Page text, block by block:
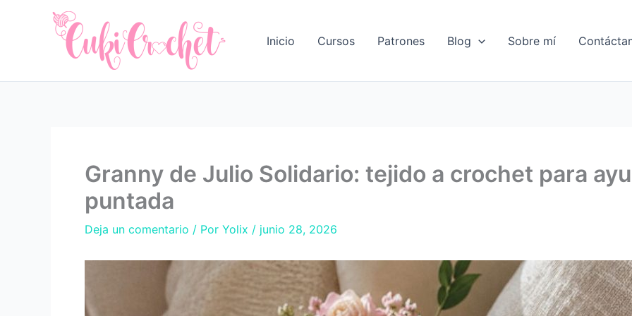
Inicio Cursos Patrones Blog Sobre mí
Granny de Julio Solidario: tejido a crochet para
puntada
Deja un comentario / Por Yolix / junio 28, 2026